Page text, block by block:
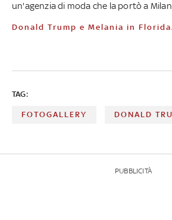
un'agenzia di moda che la portò a
Donald Trump e Melania in
TAG:
FOTOGALLERY DONALD
PUBBLICITÀ